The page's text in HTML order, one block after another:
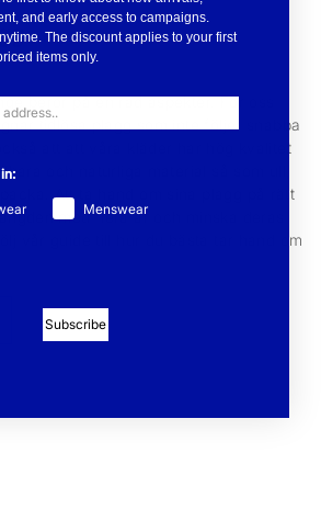
beror på en rad aspekter. För oss
tidlösa plagg som inte följer snabba
att att våra kläder har hög kvalitet
och naturliga material så som ull,
Att ta hand om sina plagg på rätt
med flera år och minska deras
vår guide till hur du bästa tar hand om
and early access to campaigns.
The discount applies to your first
items only.
Menswear
Subscribe